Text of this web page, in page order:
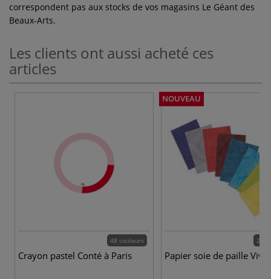
correspondent pas aux stocks de vos magasins Le Géant des
Beaux-Arts.
Les clients ont aussi acheté ces
articles
48 couleurs
Crayon pastel Conté à Paris
NOUVEAU
22
Papier soie de paille